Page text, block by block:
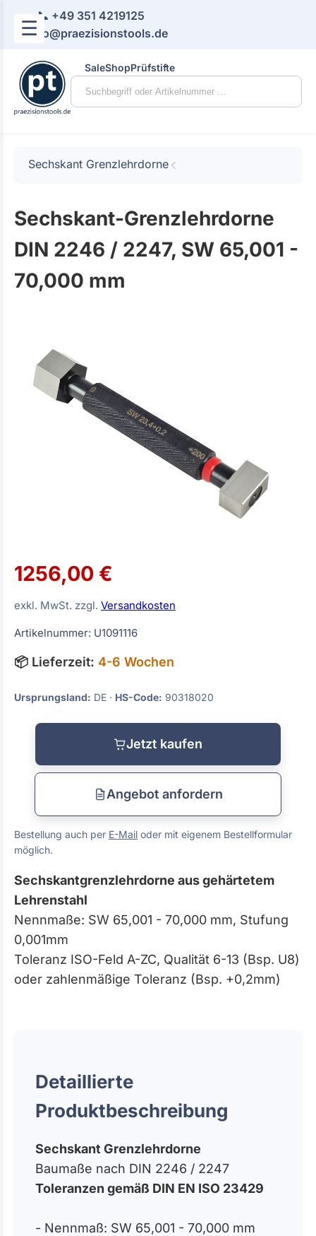
☰
📞 +49 351 4219125
📧 info@praezisionstools.de
SaleShopPrüfstifte
Sechskant Grenzlehrdorne
Sechskant-Grenzlehrdorne
DIN 2246 / 2247, SW 65,001 -
70,000 mm
1256,00 €
exkl. MwSt. zzgl. Versandkosten
Artikelnummer: U1091116
📦 Lieferzeit: 4-6 Wochen
Ursprungsland: DE · HS-Code: 90318020
Jetzt kaufen
Angebot anfordern
Bestellung auch per E-Mail oder mit eigenem Bestellformular
möglich.
Sechskantgrenzlehrdorne aus gehärtetem
Lehrenstahl
Nennmaße: SW 65,001 - 70,000 mm, Stufung
0,001mm
Toleranz ISO-Feld A-ZC, Qualität 6-13 (Bsp. U8)
oder zahlenmäßige Toleranz (Bsp. +0,2mm)
Detaillierte
Produktbeschreibung
Sechskant Grenzlehrdorne
Baumaße nach DIN 2246 / 2247
Toleranzen gemäß DIN EN ISO 23429
- Nennmaß: SW 65,001 - 70,000 mm